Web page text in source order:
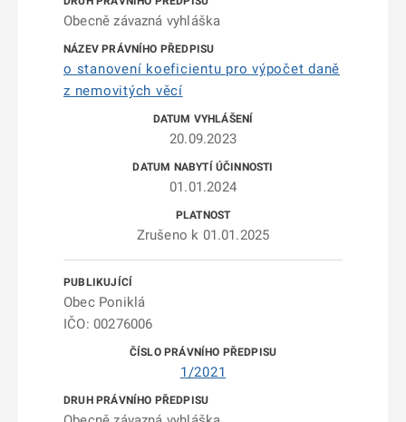
Obecně závazná vyhláška
o stanovení koeficientu pro výpočet daně
z nemovitých věcí
20.09.2023
01.01.2024
Zrušeno k 01.01.2025
Obec Poniklá
IČO: 00276006
1/2021